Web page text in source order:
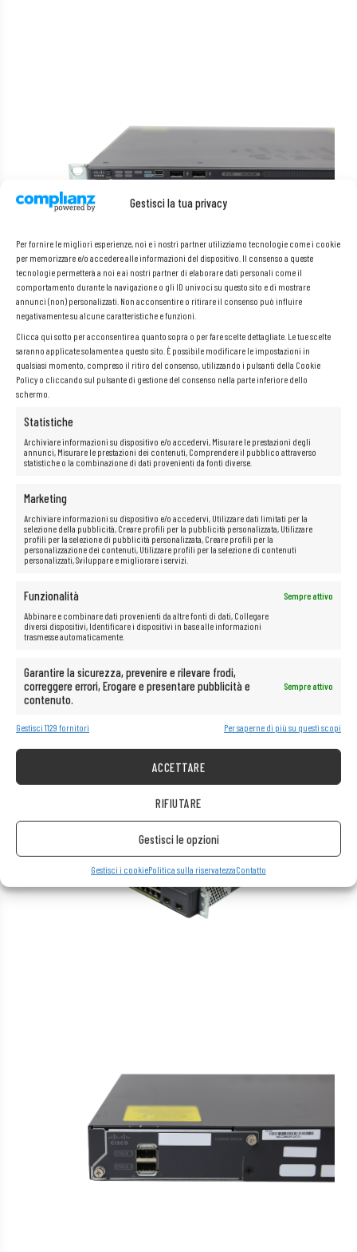
Gestisci la tua privacy
Per fornire le migliori esperienze, noi e i nostri partner utilizziamo tecnologie come i cookie
per memorizzare e/o accedere alle informazioni del dispositivo. Il consenso a queste
tecnologie permetterà a noi e ai nostri partner di elaborare dati personali come il
comportamento durante la navigazione o gli ID univoci su questo sito e di mostrare
annunci (non) personalizzati. Non acconsentire o ritirare il consenso può influire
negativamente su alcune caratteristiche e funzioni.
Clicca qui sotto per acconsentire a quanto sopra o per fare scelte dettagliate. Le tue scelte
saranno applicate solamente a questo sito. È possibile modificare le impostazioni in
qualsiasi momento, compreso il ritiro del consenso, utilizzando i pulsanti della Cookie
Policy o cliccando sul pulsante di gestione del consenso nella parte inferiore dello
schermo.
Statistiche
Archiviare informazioni su dispositivo e/o accedervi, Misurare le prestazioni degli
annunci, Misurare le prestazioni dei contenuti, Comprendere il pubblico attraverso
statistiche o la combinazione di dati provenienti da fonti diverse.
Marketing
Archiviare informazioni su dispositivo e/o accedervi, Utilizzare dati limitati per la
selezione della pubblicità, Creare profili per la pubblicità personalizzata, Utilizzare
profili per la selezione di pubblicità personalizzata, Creare profili per la
personalizzazione dei contenuti, Utilizzare profili per la selezione di contenuti
personalizzati, Sviluppare e migliorare i servizi.
Funzionalità
Sempre attivo
Abbinare e combinare dati provenienti da altre fonti di dati, Collegare
diversi dispositivi, Identificare i dispositivi in base alle informazioni
trasmesse automaticamente.
Garantire la sicurezza, prevenire e rilevare frodi,
correggere errori, Erogare e presentare pubblicità e
contenuto.
Sempre attivo
Gestisci 1129 fornitori Per saperne di più su questi scopi
ACCETTARE
RIFIUTARE
Gestisci le opzioni
Gestisci i cookiePolitica sulla riservatezzaContatto
Il set include:
Cavo di alimentazione